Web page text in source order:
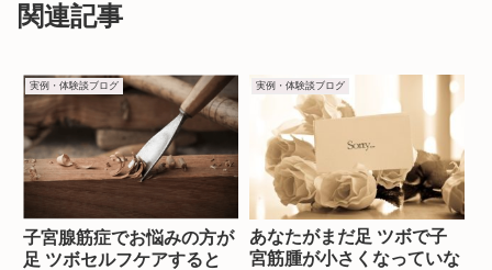
関連記事
実例・体験談ブログ
子宮腺筋症でお悩みの方が
足 ツボセルフケアすると
実例・体験談ブログ
あなたがまだ足 ツボで子
宮筋腫が小さくなっていな